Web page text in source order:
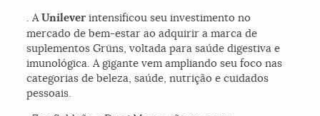
. AUnilever intensificou seu investimento no
mercado de bem-estar ao adquirir a marca de
suplementos Grüns, voltada para saúde digestiva e
imunológica. A gigante vem ampliando seu foco nas
categorias de beleza, saúde, nutrição e cuidados
pessoais.